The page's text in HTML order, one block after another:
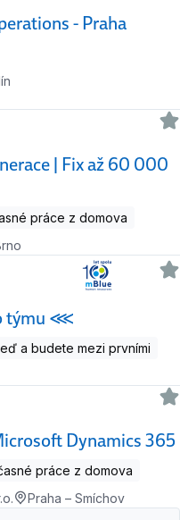
- Praha
| Fix až 60 000
práce z domova
týmu ⋘
a budete mezi prvními
Dynamics 365
práce z domova
Praha – Smíchov